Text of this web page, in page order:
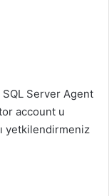
Server Agent
account u
yetkilendirmeniz